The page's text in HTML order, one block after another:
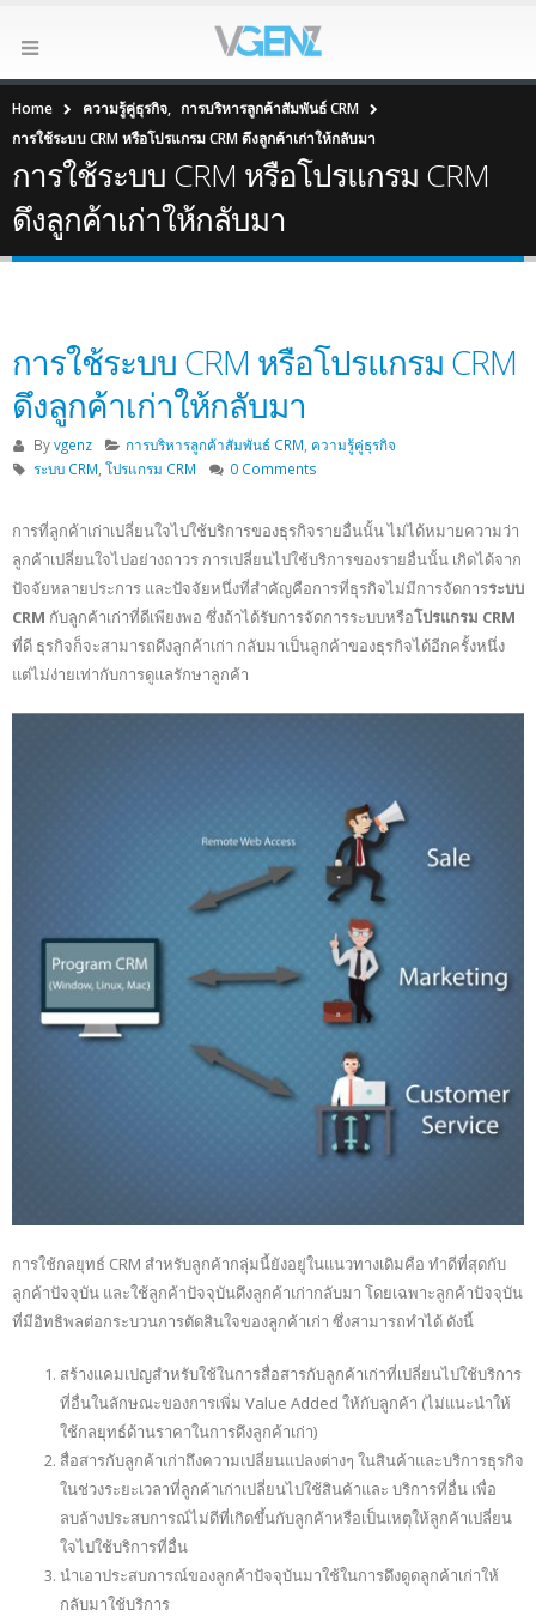
Home ความรู้คู่ธุรกิจ, การบริหารลูกค้าสัมพันธ์ CRM
การใช้ระบบ CRM หรือโปรแกรม CRM ดึงลูกค้าเก่าให้กลับมา
การใช้ระบบ CRM หรือโปรแกรม CRM
ดึงลูกค้าเก่าให้กลับมา
การใช้ระบบ CRM หรือโปรแกรม CRM
ดึงลูกค้าเก่าให้กลับมา
Byvgenz การบริหารลูกค้าสัมพันธ์ CRM ความรู้คู่ธุรกิจ
ระบบ CRM โปรแกรม CRM 0 Comments
การที่ลูกค้าเก่าเปลี่ยนใจไปใช้บริการของธุรกิจรายอื่นนั้น ไม่ได้หมายความว่า
ลูกค้าเปลี่ยนใจไปอย่างถาวร การเปลี่ยนไปใช้บริการของรายอื่นนั้น เกิดได้จาก
ปัจจัยหลายประการ และปัจจัยหนึ่งที่สำคัญคือการที่ธุรกิจไม่มีการจัดการระบบ
CRM กับลูกค้าเก่าที่ดีเพียงพอ ซึ่งถ้าได้รับการจัดการระบบหรือโปรแกรม CRM
ที่ดี ธุรกิจก็จะสามารถดึงลูกค้าเก่า กลับมาเป็นลูกค้าของธุรกิจได้อีกครั้งหนึ่ง
แต่ไม่ง่ายเท่ากับการดูแลรักษาลูกค้า
การใช้กลยุทธ์ CRM สำหรับลูกค้ากลุ่มนี้ยังอยู่ในแนวทางเดิมคือ ทำดีที่สุดกับ
ลูกค้าปัจจุบัน และใช้ลูกค้าปัจจุบันดึงลูกค้าเก่ากลับมา โดยเฉพาะลูกค้าปัจจุบัน
ที่มีอิทธิพลต่อกระบวนการตัดสินใจของลูกค้าเก่า ซึ่งสามารถทำได้ ดังนี้
สร้างแคมเปญสำหรับใช้ในการสื่อสารกับลูกค้าเก่าที่เปลี่ยนไปใช้บริการ
ที่อื่นในลักษณะของการเพิ่ม Value Added ให้กับลูกค้า (ไม่แนะนำให้
ใช้กลยุทธ์ด้านราคาในการดึงลูกค้าเก่า)
สื่อสารกับลูกค้าเก่าถึงความเปลี่ยนแปลงต่างๆ ในสินค้าและบริการธุรกิจ
ในช่วงระยะเวลาที่ลูกค้าเก่าเปลี่ยนไปใช้สินค้าและ บริการที่อื่น เพื่อ
ลบล้างประสบการณ์ไม่ดีที่เกิดขึ้นกับลูกค้าหรือเป็นเหตุให้ลูกค้าเปลี่ยน
ใจไปใช้บริการที่อื่น
นำเอาประสบการณ์ของลูกค้าปัจจุบันมาใช้ในการดึงดูดลูกค้าเก่าให้
กลับมาใช้บริการ